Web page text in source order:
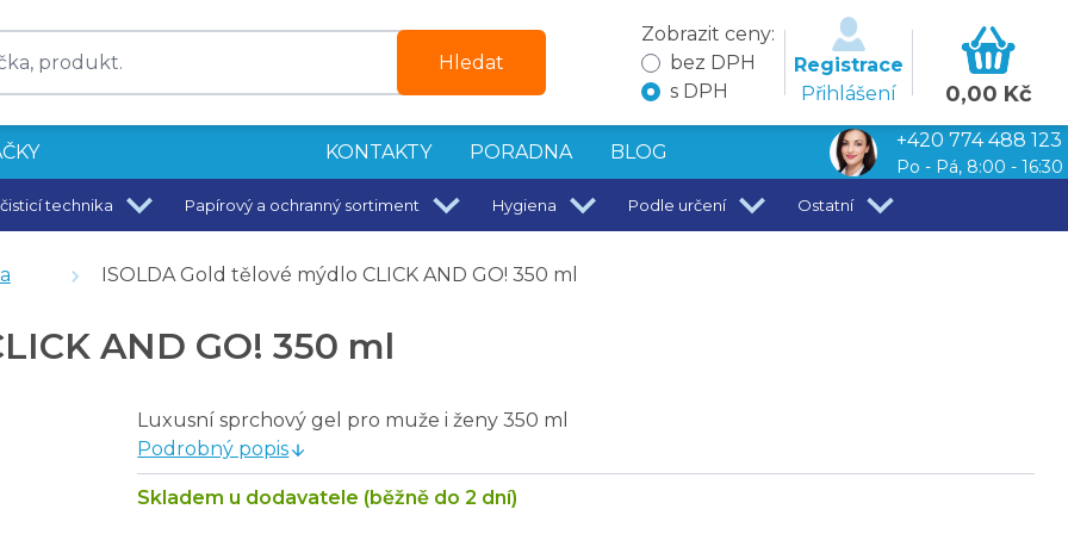
Hledat
Zobrazit ceny:
bez DPH
s DPH
Registrace
Přihlášení
0,00 Kč
KONTAKTY PORADNA BLOG
+420 774 488 123
Po - Pá, 8:00 - 16:30
technika Papírový a ochranný sortiment Hygiena Podle určení Ostatní
- 3000 ks
ISOLDA Gold tělové mýdlo CLICK AND GO! 350 ml
AND GO! 350 ml
Luxusní sprchový gel pro muže i ženy 350 ml
Podrobný popis
Skladem u dodavatele (běžně do 2 dní)